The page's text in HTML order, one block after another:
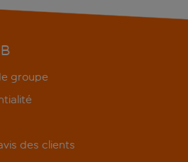
groupe
des clients